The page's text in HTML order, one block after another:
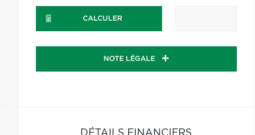
CALCULER
NOTE LÉGALE
DÉTAILS FINANCIERS